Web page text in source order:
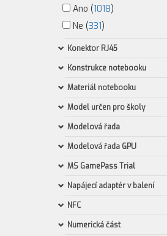
Ano (1018)
Ne (331)
Konektor RJ45
Konstrukce notebooku
Materiál notebooku
Model určen pro školy
Modelová řada
Modelová řada GPU
MS GamePass Trial
Napájecí adaptér v balení
NFC
Numerická část